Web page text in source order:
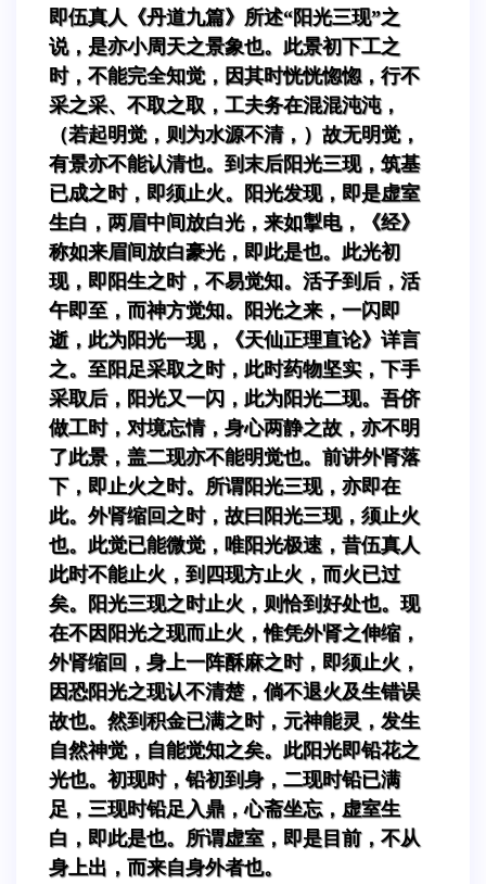
即伍真人《丹道九篇》所述“阳光三现”之
说，是亦小周天之景象也。此景初下工之
时，不能完全知觉，因其时恍恍惚惚，行不
采之采、不取之取，工夫务在混混沌沌，
（若起明觉，则为水源不清，）故无明觉，
有景亦不能认清也。到末后阳光三现，筑基
已成之时，即须止火。阳光发现，即是虚室
生白，两眉中间放白光，来如掣电，《经》
称如来眉间放白豪光，即此是也。此光初
现，即阳生之时，不易觉知。活子到后，活
午即至，而神方觉知。阳光之来，一闪即
逝，此为阳光一现，《天仙正理直论》详言
之。至阳足采取之时，此时药物坚实，下手
采取后，阳光又一闪，此为阳光二现。吾侪
做工时，对境忘情，身心两静之故，亦不明
了此景，盖二现亦不能明觉也。前讲外肾落
下，即止火之时。所谓阳光三现，亦即在
此。外肾缩回之时，故曰阳光三现，须止火
也。此觉已能微觉，唯阳光极速，昔伍真人
此时不能止火，到四现方止火，而火已过
矣。阳光三现之时止火，则恰到好处也。现
在不因阳光之现而止火，惟凭外肾之伸缩，
外肾缩回，身上一阵酥麻之时，即须止火，
因恐阳光之现认不清楚，倘不退火及生错误
故也。然到积金已满之时，元神能灵，发生
自然神觉，自能觉知之矣。此阳光即铅花之
光也。初现时，铅初到身，二现时铅已满
足，三现时铅足入鼎，心斋坐忘，虚室生
白，即此是也。所谓虚室，即是目前，不从
身上出，而来自身外者也。